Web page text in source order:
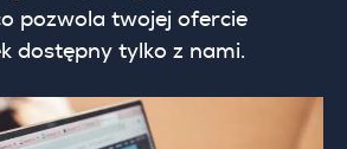
pozwola twojej ofercie
dostępny tylko z nami.